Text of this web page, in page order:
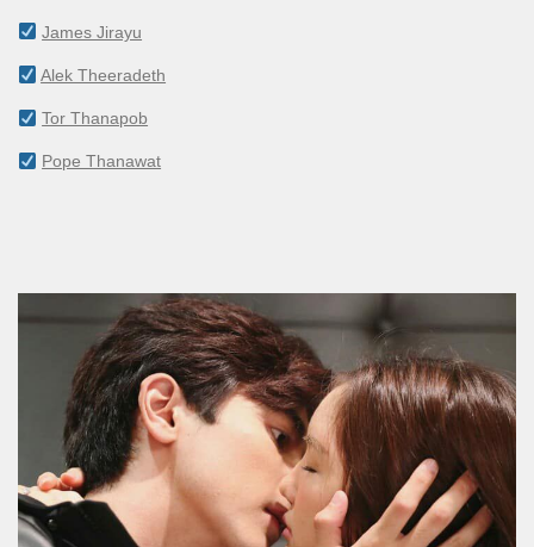
James Jirayu
Alek Theeradeth
Tor Thanapob
Pope Thanawat